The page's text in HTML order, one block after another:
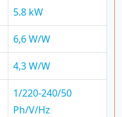
5.8 kW
6,6 W/W
4,3 W/W
1/220-240/50
Ph/V/Hz